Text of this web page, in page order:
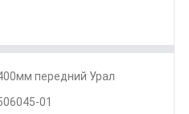
передний Урал
01